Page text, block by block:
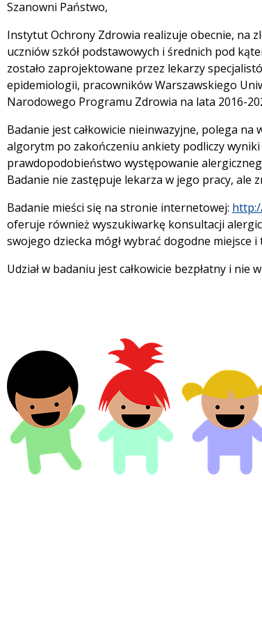
Szanowni Państwo,
Instytut Ochrony Zdrowia realizuje obecnie, na
uczniów szkół podstawowych i średnich pod
zostało zaprojektowane przez lekarzy
epidemiologii, pracowników Warszawskiego
Narodowego Programu Zdrowia na lata 2016-
Badanie jest całkowicie nieinwazyjne, polega
algorytm po zakończeniu ankiety podliczy
prawdopodobieństwo występowanie
Badanie nie zastępuje lekarza w jego pracy, ale
Badanie mieści się na stronie internetowej:
oferuje również wyszukiwarkę konsultacji
swojego dziecka mógł wybrać dogodne miejsce
Udział w badaniu jest całkowicie bezpłatny i nie